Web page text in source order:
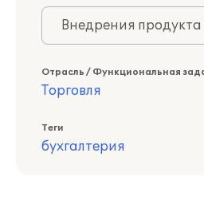
Внедрения
Отрасль / Функциональная
Торговля
Теги
бухгалтерия